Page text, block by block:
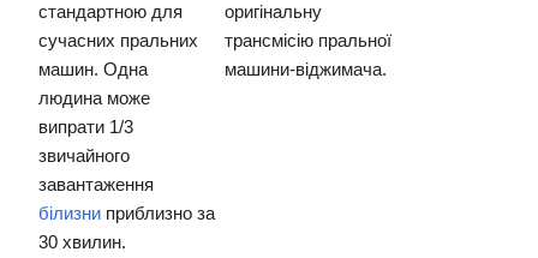
стандартною для
сучасних пральних
машин. Одна
людина може
випрати 1/3
звичайного
завантаження
білизни приблизно за
30 хвилин.
оригінальну
трансмісію пральної
машини-віджимача.